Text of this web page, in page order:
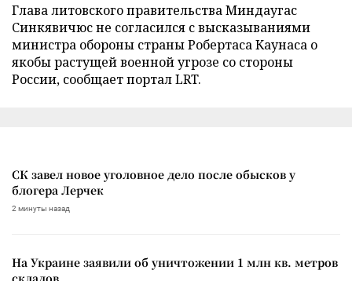
Глава литовского правительства Миндаугас
Синкявичюс не согласился с высказываниями
министра обороны страны Робертаса Каунаса о
якобы растущей военной угрозе со стороны
России, сообщает портал LRT.
СК завел новое уголовное дело после обысков у
блогера Лерчек
2 минуты назад
На Украине заявили об уничтожении 1 млн кв. метров
складов